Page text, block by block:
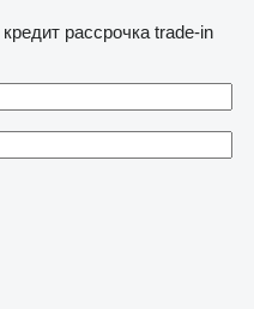
кредит рассрочка trade-in